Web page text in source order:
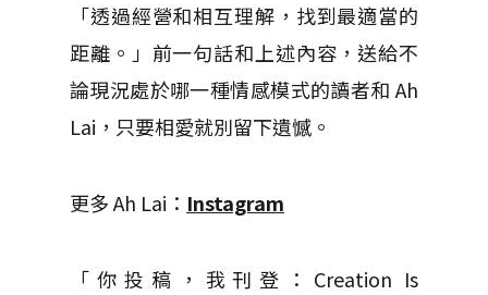
「透過經營和相互理解，找到最適當的
距離。」前一句話和上述內容，送給不
論現況處於哪一種情感模式的讀者和 Ah
Lai，只要相愛就別留下遺憾。
更多 Ah Lai： Instagram
「你投稿，我刊登：Creation Is